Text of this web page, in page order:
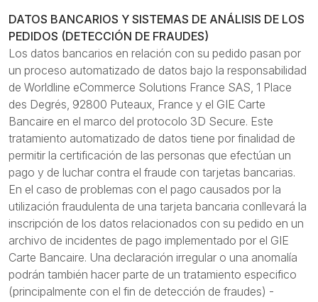
DATOS BANCARIOS Y SISTEMAS DE ANÁLISIS DE LOS
PEDIDOS (DETECCIÓN DE FRAUDES)
Los datos bancarios en relación con su pedido pasan por
un proceso automatizado de datos bajo la responsabilidad
de Worldline eCommerce Solutions France SAS, 1 Place
des Degrés, 92800 Puteaux, France y el GIE Carte
Bancaire en el marco del protocolo 3D Secure. Este
tratamiento automatizado de datos tiene por finalidad de
permitir la certificación de las personas que efectúan un
pago y de luchar contra el fraude con tarjetas bancarias.
En el caso de problemas con el pago causados por la
utilización fraudulenta de una tarjeta bancaria conllevará la
inscripción de los datos relacionados con su pedido en un
archivo de incidentes de pago implementado por el GIE
Carte Bancaire. Una declaración irregular o una anomalía
podrán también hacer parte de un tratamiento especifico
(principalmente con el fin de detección de fraudes) -